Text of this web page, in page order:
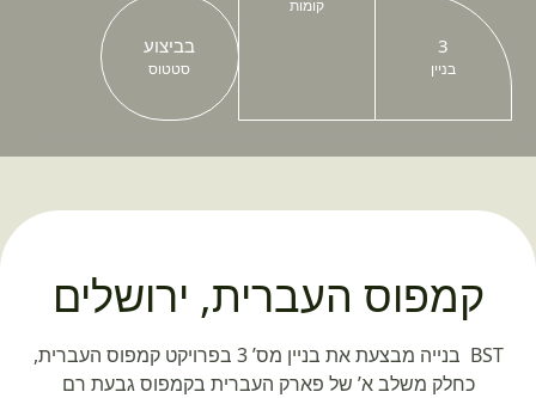
קומות
3
בניין
בביצוע
סטטוס
קמפוס העברית, ירושלים
BST בנייה מבצעת את בניין מס’ 3 בפרויקט קמפוס העברית,
כחלק משלב א’ של פארק העברית בקמפוס גבעת רם